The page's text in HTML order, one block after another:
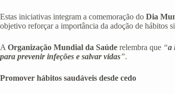
Estas iniciativas integram a comemoração do Dia
objetivo reforçar a importância da adoção de hábitos
A Organização Mundial da Saúde relembra que “a
para prevenir infeções e salvar vidas”.
Promover hábitos saudáveis desde cedo